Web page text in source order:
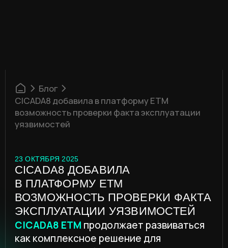
23 ОКТЯБРЯ 2025
CICADA8 ДОБАВИЛА
В ПЛАТФОРМУ ETM
ВОЗМОЖНОСТЬ ПРОВЕРКИ ФАКТА
ЭКСПЛУАТАЦИИ УЯЗВИМОСТЕЙ
мониторинга цифровых угроз, защиты
бренда и управления уязвимостями.
Новая функциональность позволит
компаниям получить ещё более высокий
уровень прозрачности и контроля над
внешними киберугрозами.
Обнаружение уязвимости — только
первый шаг. Важно понимать, успели ли